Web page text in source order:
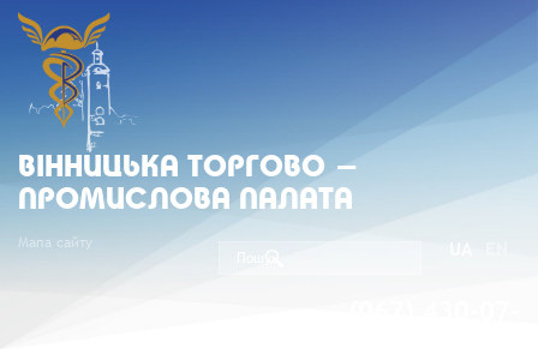
ВIННИЦЬКА ТОРГОВО -
ПРОМИСЛОВА ПАЛАТА
Мапа сайту